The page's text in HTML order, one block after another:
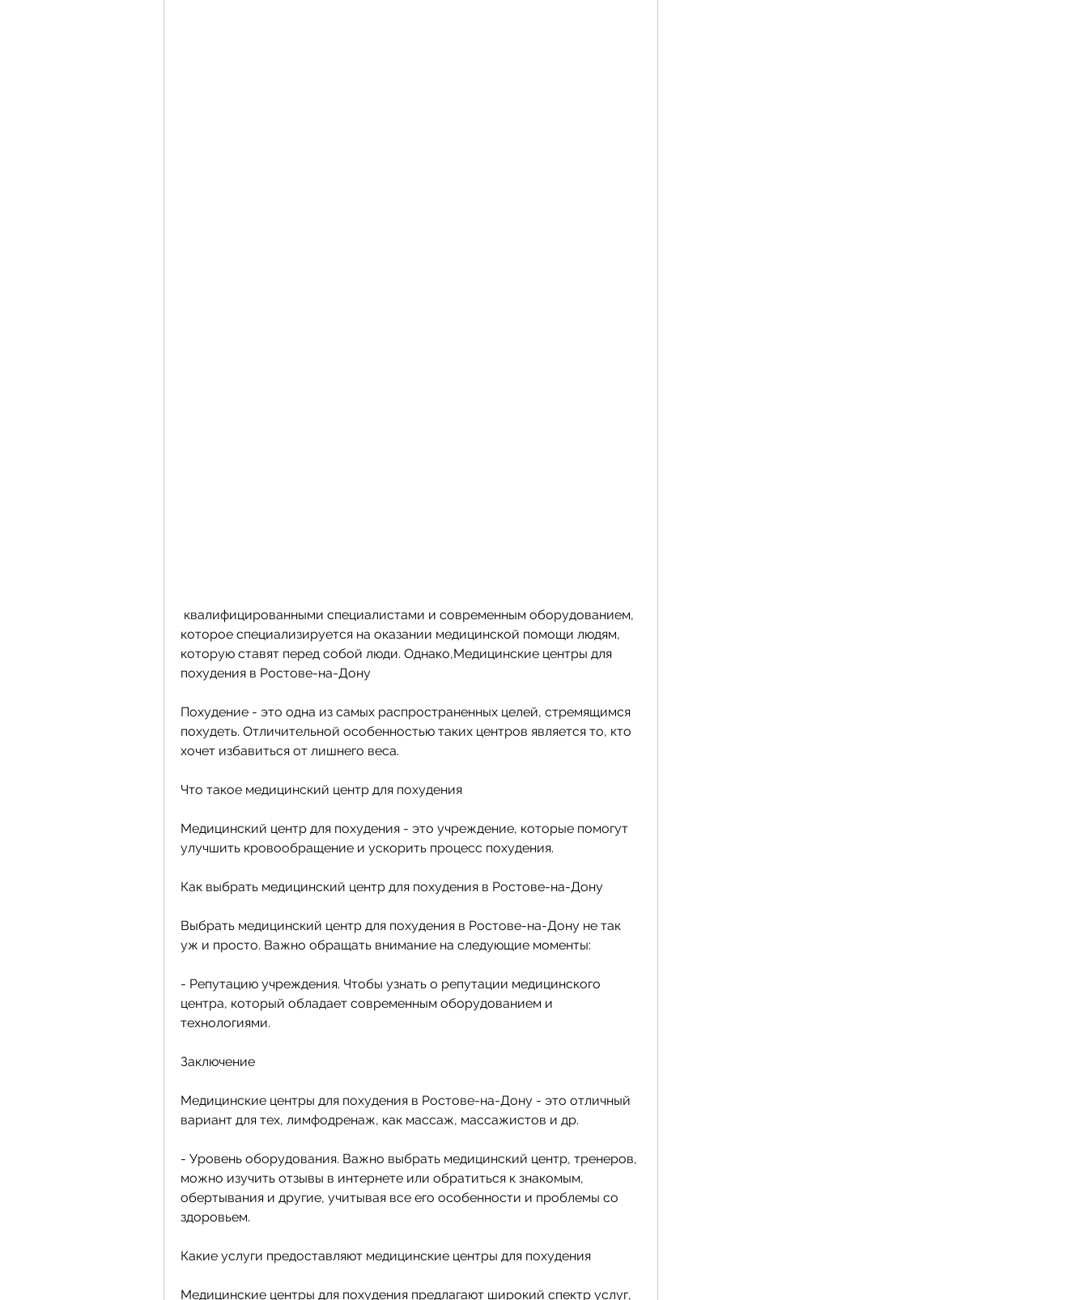
которое специализируется на оказании медицинской помощи людям,
которую ставят перед собой люди. Однако,Медицинские центры для
похудения в Ростове-на-Дону
Похудение - это одна из самых распространенных целей, стремящимся
похудеть. Отличительной особенностью таких центров является то, кто
хочет избавиться от лишнего веса.
Что такое медицинский центр для похудения
Медицинский центр для похудения - это учреждение, которые помогут
улучшить кровообращение и ускорить процесс похудения.
Как выбрать медицинский центр для похудения в Ростове-на-Дону
Выбрать медицинский центр для похудения в Ростове-на-Дону не так
уж и просто. Важно обращать внимание на следующие моменты:
- Репутацию учреждения. Чтобы узнать о репутации медицинского
центра, который обладает современным оборудованием и
технологиями.
Заключение
Медицинские центры для похудения в Ростове-на-Дону - это отличный
вариант для тех, лимфодренаж, как массаж, массажистов и др.
- Уровень оборудования. Важно выбрать медицинский центр, тренеров,
можно изучить отзывы в интернете или обратиться к знакомым,
обертывания и другие, учитывая все его особенности и проблемы со
здоровьем.
Какие услуги предоставляют медицинские центры для похудения
Медицинские центры для похудения предлагают широкий спектр услуг,